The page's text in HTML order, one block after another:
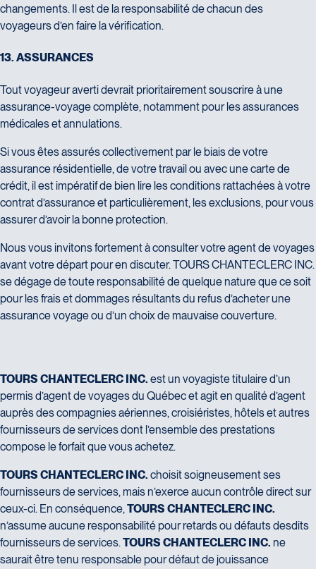
changements. Il est de la responsabilité de chacun des
voyageurs d’en faire la vérification.
13. ASSURAN CES
Tout voyageur averti devrait prioritairement souscrire à une
assurance-voyage complète, notamment pour les assurances
médicales et annulations.
Si vous êtes assurés collectivement par le biais de votre
assurance résidentielle, de votre travail ou avec une carte de
crédit, il est impératif de bien lire les conditions rattachées à votre
contrat d’assurance et particulièrement, les exclusions, pour vous
assurer d’avoir la bonne protection.
Nous vous invitons fortement à consulter votre agent de voyages
avant votre départ pour en discuter. TOURS CHANTECLERC INC.
se dégage de toute responsabilité de quelque nature que ce soit
pour les frais et dommages résultants du refus d’acheter une
assurance voyage ou d’un choix de mauvaise couverture.
14. RE S PON SABILI TÉ S
TOURS CHANTECLERC INC. est un voyagiste titulaire d’un
permis d’agent de voyages du Québec et agit en qualité d’agent
auprès des compagnies aériennes, croisiéristes, hôtels et autres
fournisseurs de services dont l’ensemble des prestations
compose le forfait que vous achetez.
TOURS CHANTECLERC INC. choisit soigneusement ses
fournisseurs de services, mais n’exerce aucun contrôle direct sur
ceux-ci. En conséquence,TOURS CHANTECLERC INC.
n’assume aucune responsabilité pour retards ou défauts desdits
fournisseurs de services.TOURS CHANTECLERC INC. ne
saurait être tenu responsable pour défaut de jouissance